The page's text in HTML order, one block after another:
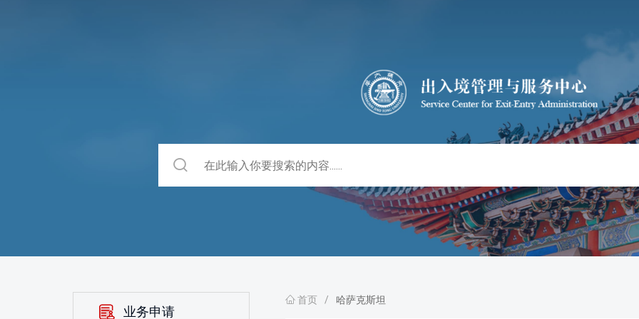
业务申请
首页 / 哈萨克斯坦